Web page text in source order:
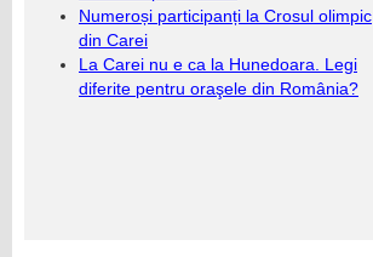
Numeroși participanți la Crosul olimpic
din Carei
La Carei nu e ca la Hunedoara. Legi
diferite pentru oraşele din România?